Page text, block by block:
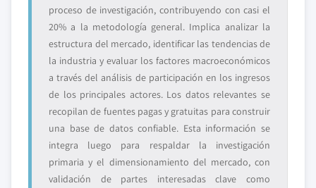
proceso de investigación, contribuyendo con casi el
20% a la metodología general. Implica analizar la
estructura del mercado, identificar las tendencias de
la industria y evaluar los factores macroeconómicos
a través del análisis de participación en los ingresos
de los principales actores. Los datos relevantes se
recopilan de fuentes pagas y gratuitas para construir
una base de datos confiable. Esta información se
integra luego para respaldar la investigación
primaria y el dimensionamiento del mercado, con
validación de partes interesadas clave como